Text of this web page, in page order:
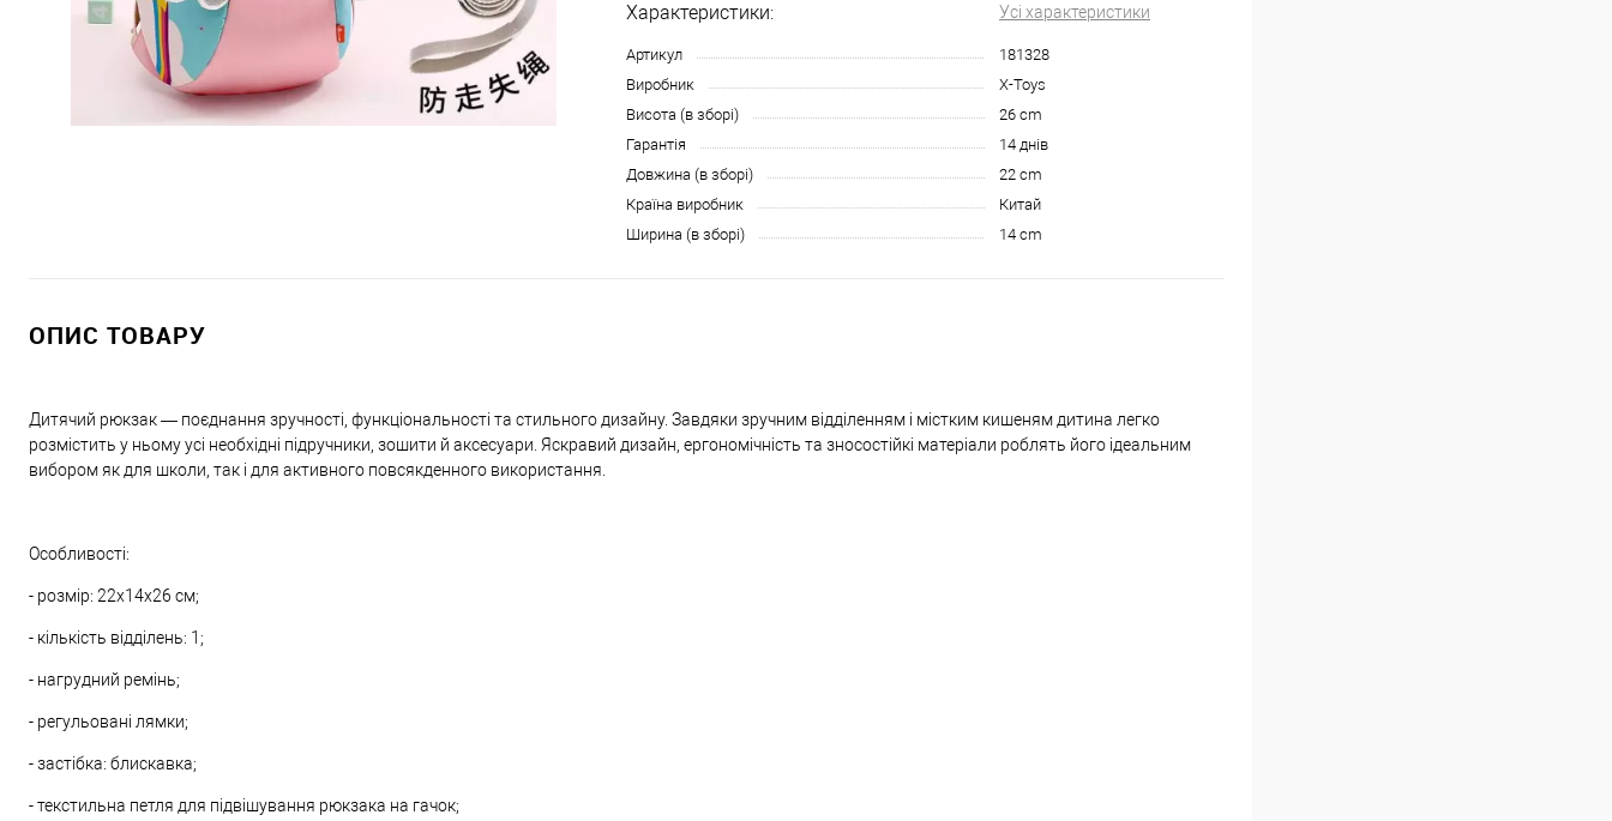
Характеристики: Усі характеристики
Артикул
181328
Виробник
X-Toys
Висота (в зборі)
26 cm
Гарантія
14 днів
Довжина (в зборі)
22 cm
Країна виробник
Китай
Ширина (в зборі)
14 cm
ОПИС ТОВАРУ
Дитячий рюкзак — поєднання зручності, функціональності та стильного дизайну. Завдяки зручним відділенням і містким кишеням дитина легко
розмістить у ньому усі необхідні підручники, зошити й аксесуари. Яскравий дизайн, ергономічність та зносостійкі матеріали роблять його ідеальним
вибором як для школи, так і для активного повсякденного використання.
Особливості:
- розмір: 22х14х26 см;
- кількість відділень: 1;
- нагрудний ремінь;
- регульовані лямки;
- застібка: блискавка;
- текстильна петля для підвішування рюкзака на гачок;